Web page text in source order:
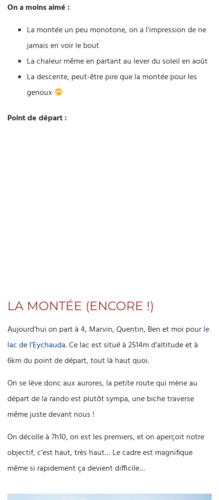
On a moins aimé :
La montée un peu monotone, on a l’impression de ne
jamais en voir le bout
La chaleur même en partant au lever du soleil en août
La descente, peut-être pire que la montée pour les
genoux
Point de départ :
LA MONTÉE (ENCORE !)
Aujourd’hui on part à 4, Marvin, Quentin, Ben et moi pourle
lac de l’Eychauda. Ce lac est situé à 2514m d’altitude et à
6km du point de départ, tout là haut quoi.
On se lève donc aux aurores, la petite route qui mène au
départ de la rando est plutôt sympa, une biche traverse
même juste devant nous !
On décolle à 7h10, on est les premiers, et on aperçoit notre
objectif, c’est haut, très haut… Le cadre est magnifique
même si rapidement ça devient difficile…